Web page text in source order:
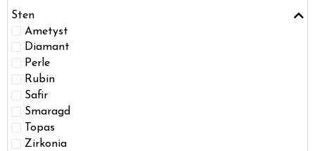
Sten
Ametyst
Diamant
Perle
Rubin
Safir
Smaragd
Topas
Zirkonia